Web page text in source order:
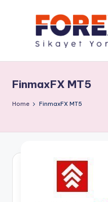
FinmaxFX MT5
Home FinmaxFX MT5